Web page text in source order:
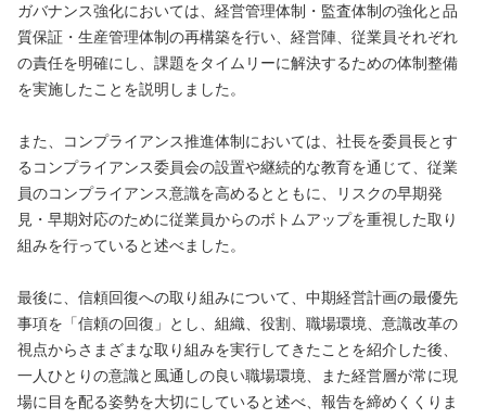
ガバナンス強化においては、経営管理体制・監査体制の強化と品
質保証・生産管理体制の再構築を行い、経営陣、従業員それぞれ
の責任を明確にし、課題をタイムリーに解決するための体制整備
を実施したことを説明しました。
また、コンプライアンス推進体制においては、社長を委員長とす
るコンプライアンス委員会の設置や継続的な教育を通じて、従業
員のコンプライアンス意識を高めるとともに、リスクの早期発
見・早期対応のために従業員からのボトムアップを重視した取り
組みを行っていると述べました。
最後に、信頼回復への取り組みについて、中期経営計画の最優先
事項を「信頼の回復」とし、組織、役割、職場環境、意識改革の
視点からさまざまな取り組みを実行してきたことを紹介した後、
一人ひとりの意識と風通しの良い職場環境、また経営層が常に現
場に目を配る姿勢を大切にしていると述べ、報告を締めくくりま